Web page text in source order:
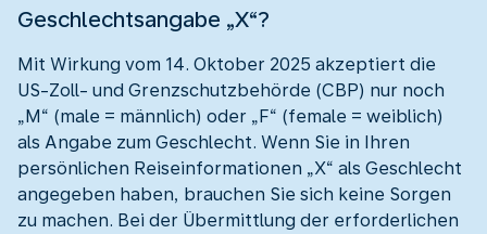
Geschlechtsangabe „X“?
Mit Wirkung vom 14. Oktober 2025 akzeptiert die
US-Zoll- und Grenzschutzbehörde (CBP) nur noch
„M“ (male = männlich) oder „F“ (female = weiblich)
als Angabe zum Geschlecht. Wenn Sie in Ihren
persönlichen Reiseinformationen „X“ als Geschlecht
angegeben haben, brauchen Sie sich keine Sorgen
zu machen. Bei der Übermittlung der erforderlichen